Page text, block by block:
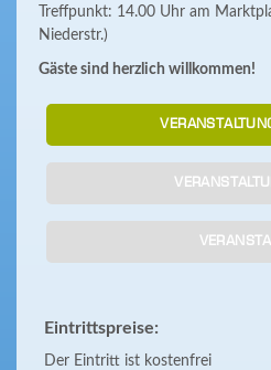
Treffpunkt: 14.00 Uhr am
Niederstr.)
Gäste sind herzlich willkommen!
Eintrittspreise:
Der Eintritt ist kostenfrei